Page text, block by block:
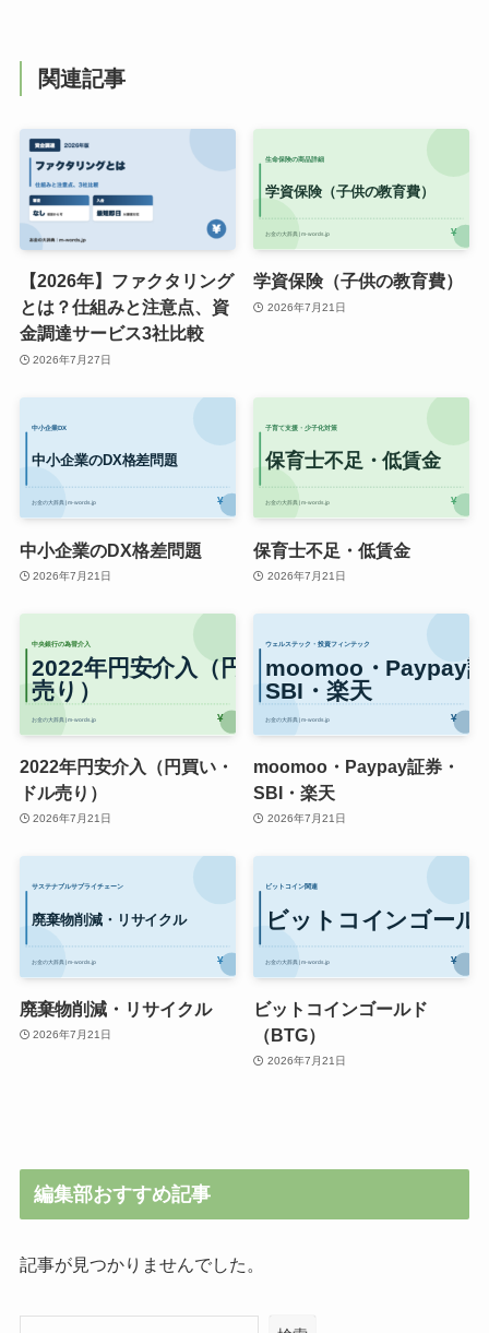
関連記事
【2026年】ファクタリング
とは？仕組みと注意点、資
金調達サービス3社比較
2026年7月27日
学資保険（子供の教育費）
2026年7月21日
中小企業のDX格差問題
2026年7月21日
保育士不足・低賃金
2026年7月21日
2022年円安介入（円買い・
ドル売り）
2026年7月21日
moomoo・Paypay証券・
SBI・楽天
2026年7月21日
廃棄物削減・リサイクル
2026年7月21日
ビットコインゴールド
（BTG）
2026年7月21日
編集部おすすめ記事
記事が見つかりませんでした。